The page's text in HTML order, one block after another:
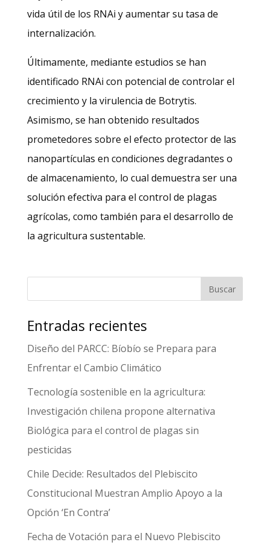
vida útil de los RNAi y aumentar su tasa de
internalización.
Últimamente, mediante estudios se han
identificado RNAi con potencial de controlar el
crecimiento y la virulencia de Botrytis.
Asimismo, se han obtenido resultados
prometedores sobre el efecto protector de las
nanopartículas en condiciones degradantes o
de almacenamiento, lo cual demuestra ser una
solución efectiva para el control de plagas
agrícolas, como también para el desarrollo de
la agricultura sustentable.
Entradas recientes
Diseño del PARCC: Bíobío se Prepara para
Enfrentar el Cambio Climático
Tecnología sostenible en la agricultura:
Investigación chilena propone alternativa
Biológica para el control de plagas sin
pesticidas
Chile Decide: Resultados del Plebiscito
Constitucional Muestran Amplio Apoyo a la
Opción ‘En Contra’
Fecha de Votación para el Nuevo Plebiscito